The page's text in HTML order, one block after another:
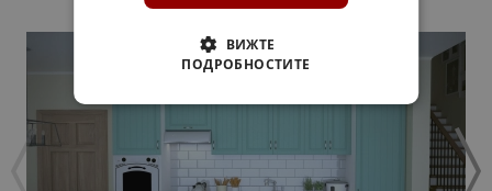
ВИЖТЕ
ПОДРОБНОСТИТЕ